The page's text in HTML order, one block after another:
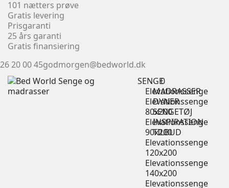
101 nætters prøve
Gratis levering
Prisgaranti
25 års garanti
Gratis finansiering
26 20 00 45godmorgen@bedworld.dk
SENGE
Elevationssenge
Elevationssenge
80x200
Elevationssenge
90x200
Elevationssenge
120x200
Elevationssenge
140x200
Elevationssenge
MADRASSER
DYNER
SENGETØJ
INSPIRATION
TILBUD
0